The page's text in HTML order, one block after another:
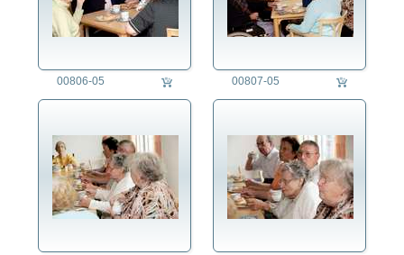
00806-05 00807-05